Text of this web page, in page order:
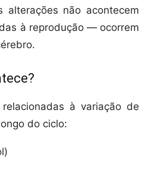
alterações não acontecem
à reprodução — ocorrem
à variação de
do ciclo: